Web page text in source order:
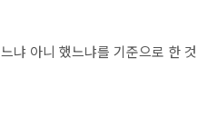
냐 아니 했느냐를 기준으로 한 것